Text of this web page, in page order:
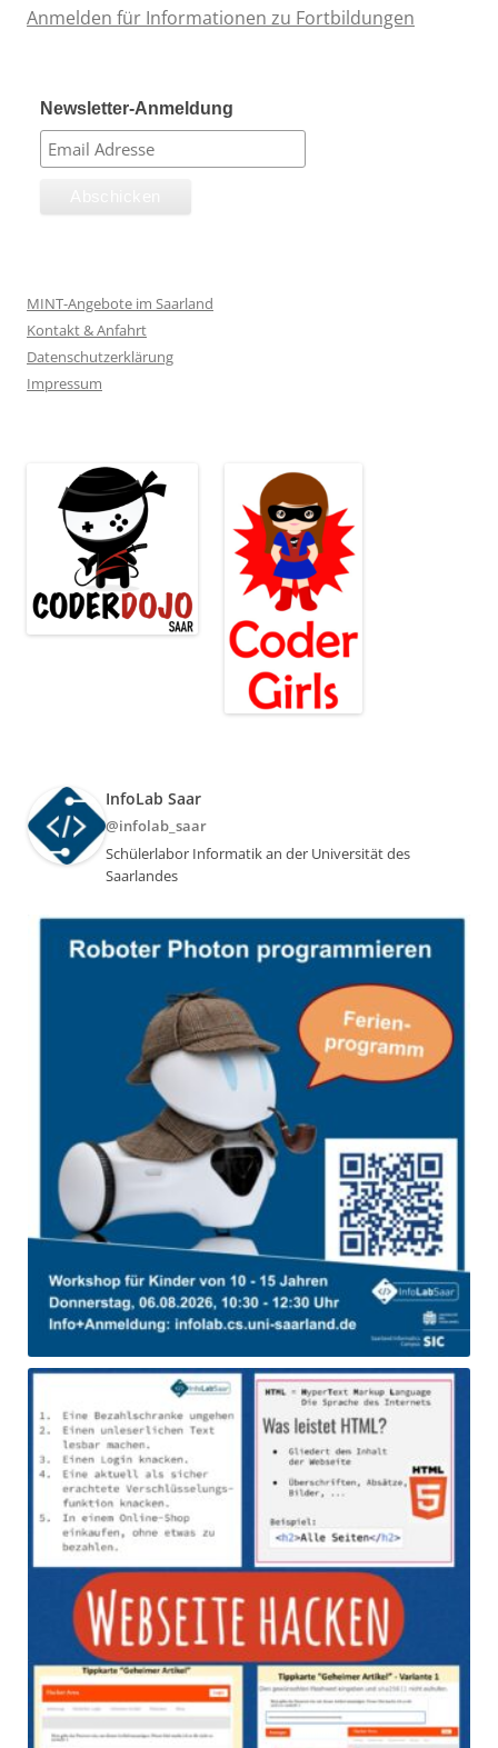
Anmelden für Informationen zu Fortbildungen
Newsletter-Anmeldung
MINT-Angebote im Saarland
Kontakt & Anfahrt
Datenschutzerklärung
Impressum
InfoLab Saar
@infolab_saar
Schülerlabor Informatik an der Universität des
Saarlandes